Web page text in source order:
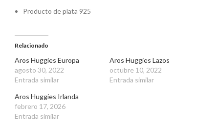
Producto de plata 925
Relacionado
Aros Huggies Europa
agosto 30, 2022
Entrada similar
Aros Huggies Lazos
octubre 10, 2022
Entrada similar
Aros Huggies Irlanda
febrero 17, 2026
Entrada similar